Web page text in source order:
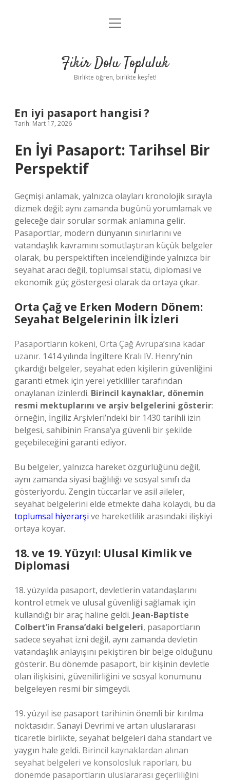
Anasayfa
Yasal Uyarı
menüyü
Fikir Dolu Topluluk
Birlikte öğren, birlikte keşfet!
En iyi pasaport hangisi ?
Tarih: Mart 17, 2026
En İyi Pasaport: Tarihsel Bir
Perspektif
Geçmişi anlamak, yalnızca olayları kronolojik sırayla
dizmek değil; aynı zamanda bugünü yorumlamak ve
geleceğe dair sorular sormak anlamına gelir.
Pasaportlar, modern dünyanın sınırlarını ve
vatandaşlık kavramını somutlaştıran küçük belgeler
olarak, bu perspektiften incelendiğinde yalnızca bir
seyahat aracı değil, toplumsal statü, diplomasi ve
ekonomik güç göstergesi olarak da ortaya çıkar.
Orta Çağ ve Erken Modern Dönem:
Seyahat Belgelerinin İlk İzleri
Pasaportların kökeni, Orta Çağ Avrupa’sına kadar
uzanır. 1414 yılında İngiltere Kralı IV. Henry’nin
çıkardığı belgeler, seyahat eden kişilerin güvenliğini
garanti etmek için yerel yetkililer tarafından
onaylanan izinlerdi. Birincil kaynaklar, dönemin
resmi mektuplarını ve arşiv belgelerini gösterir:
örneğin, İngiliz Arşivleri’ndeki bir 1430 tarihli izin
belgesi, sahibinin Fransa’ya güvenli bir şekilde
geçebileceğini garanti ediyor.
Bu belgeler, yalnızca hareket özgürlüğünü değil,
aynı zamanda siyasi bağlılığı ve sosyal sınıfı da
gösteriyordu. Zengin tüccarlar ve asil aileler,
seyahat belgelerini elde etmekte daha kolaydı, bu da
toplumsal hiyerarşi ve hareketlilik arasındaki ilişkiyi
ortaya koyar.
18. ve 19. Yüzyıl: Ulusal Kimlik ve
Diplomasi
18. yüzyılda pasaport, devletlerin vatandaşlarını
kontrol etmek ve ulusal güvenliği sağlamak için
kullandığı bir araç haline geldi. Jean-Baptiste
Colbert’in Fransa’daki belgeleri, pasaportların
sadece seyahat izni değil, aynı zamanda devletin
vatandaşlık anlayışını pekiştiren bir belge olduğunu
gösterir. Bu dönemde pasaport, bir kişinin devletle
olan ilişkisini, güvenilirliğini ve sosyal konumunu
belgeleyen resmi bir simgeydi.
19. yüzyıl ise pasaport tarihinin önemli bir kırılma
noktasıdır. Sanayi Devrimi ve artan uluslararası
ticaretle birlikte, seyahat belgeleri daha standart ve
yaygın hale geldi. Birincil kaynaklardan alınan
seyahat belgeleri ve konsolosluk raporları, bu
dönemde pasaportların uluslararası geçerliliğini